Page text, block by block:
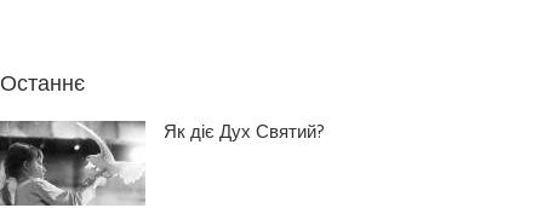
Останнє
Як діє Дух Святий?